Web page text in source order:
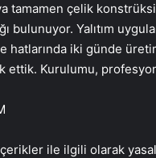
tamamen çelik
bulunuyor. Yalıtım
iki günde
ettik. Kurulumu,
ile ilgili olarak